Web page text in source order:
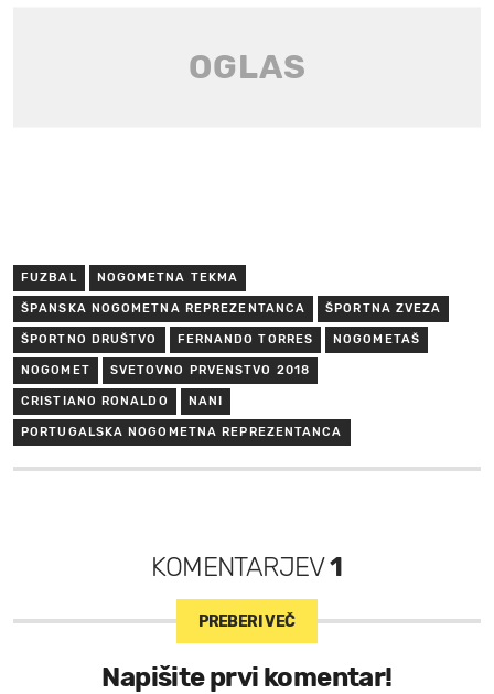
FUZBAL NOGOMETNA TEKMA
ŠPANSKA NOGOMETNA REPREZENTANCA ŠPORTNA ZVEZA
ŠPORTNO DRUŠTVO FERNANDO TORRES NOGOMETAŠ
NOGOMET SVETOVNO PRVENSTVO 2018
CRISTIANO RONALDO NANI
PORTUGALSKA NOGOMETNA REPREZENTANCA
KOMENTARJEV1
PREBERI VEČ
Napišite prvi komentar!